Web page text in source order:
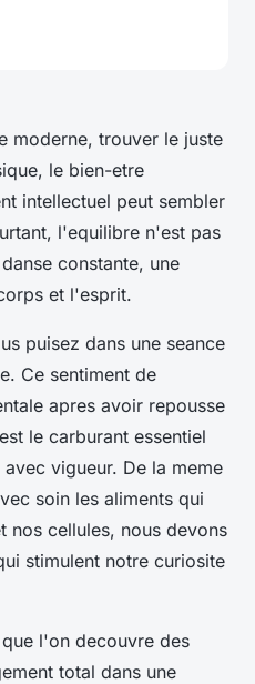
moderne, trouver le juste
le bien-etre
intellectuel peut sembler
l'equilibre n'est pas
constante, une
et l'esprit.
puisez dans une seance
Ce sentiment de
apres avoir repousse
le carburant essentiel
vigueur. De la meme
soin les aliments qui
nos cellules, nous devons
stimulent notre curiosite
l'on decouvre des
total dans une